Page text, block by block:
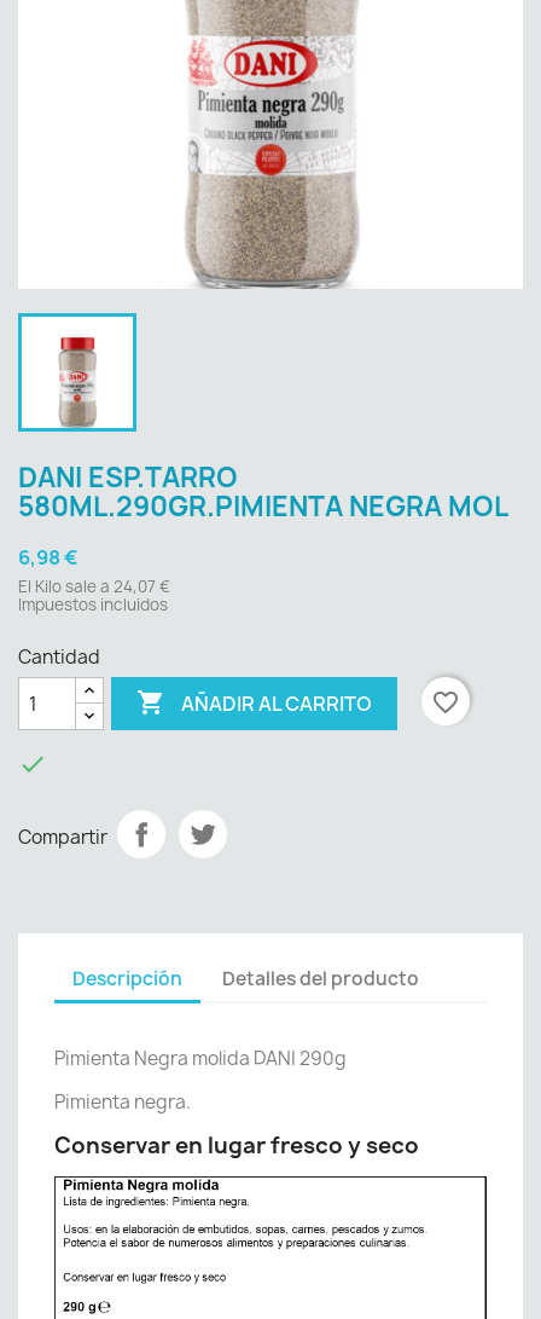
DANI ESP.TARRO
580ML.290GR.PIMIENTA NEGRA MOL
6,98 €
El Kilo sale a 24,07 €
Impuestos incluidos
Cantidad
 AÑADIR AL CARRITO favorite_border

Compartir
Descripción Detalles del producto
Pimienta Negra molida DANI 290g
Pimienta negra.
Conservar en lugar fresco y seco